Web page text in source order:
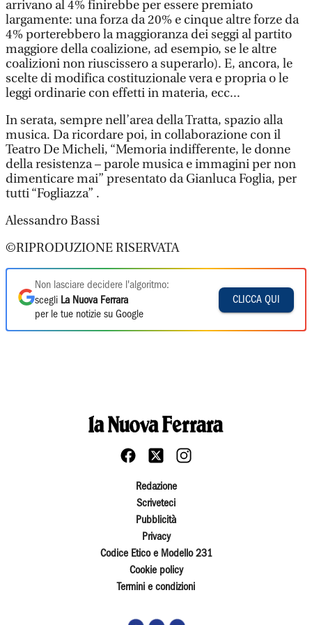
arrivano al 4% finirebbe per essere premiato
largamente: una forza da 20% e cinque altre forze da
4% porterebbero la maggioranza dei seggi al partito
maggiore della coalizione, ad esempio, se le altre
coalizioni non riuscissero a superarlo). E, ancora, le
scelte di modifica costituzionale vera e propria o le
leggi ordinarie con effetti in materia, ecc...
In serata, sempre nell’area della Tratta, spazio alla
musica. Da ricordare poi, in collaborazione con il
Teatro De Micheli, “Memoria indifferente, le donne
della resistenza – parole musica e immagini per non
dimenticare mai” presentato da Gianluca Foglia, per
tutti “Fogliazza” .
Alessandro Bassi
©RIPRODUZIONE RISERVATA
Non lasciare decidere l'algoritmo:
scegli La Nuova Ferrara
per le tue notizie su Google
CLICCA QUI
Redazione
Scriveteci
Pubblicità
Privacy
Codice Etico e Modello 231
Cookie policy
Termini e condizioni